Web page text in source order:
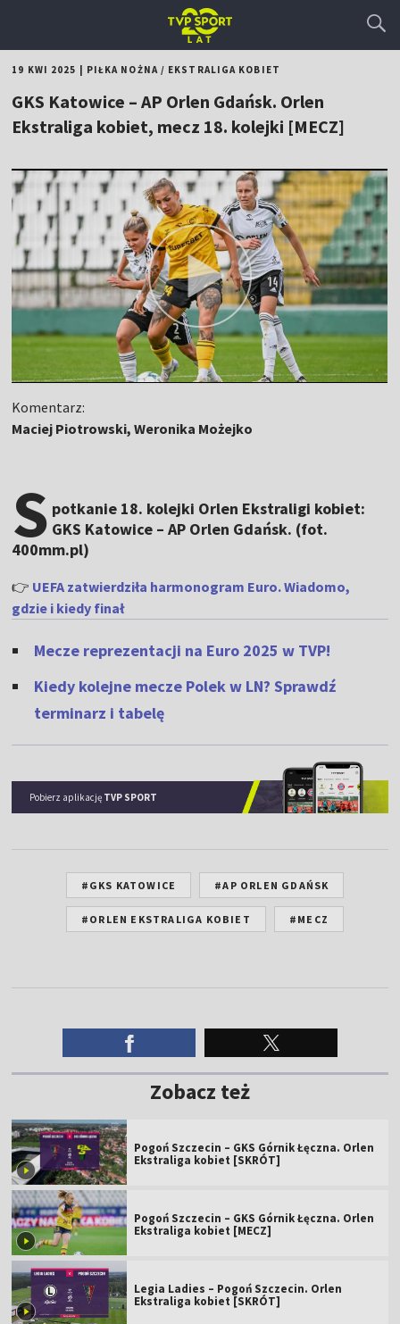
19 KWI 2025 PIŁKA NOŻNA/ EKSTRALIGA KOBIET
GKS Katowice – AP Orlen Gdańsk. Orlen
Ekstraliga kobiet, mecz 18. kolejki [MECZ]
Komentarz:
Maciej Piotrowski, Weronika Możejko
S potkanie 18. kolejki Orlen Ekstraligi kobiet:
GKS Katowice – AP Orlen Gdańsk. (fot.
400mm.pl)
👉 UEFA zatwierdziła harmonogram Euro. Wiadomo,
gdzie i kiedy finał
Mecze reprezentacji na Euro 2025 w TVP!
Kiedy kolejne mecze Polek w LN? Sprawdź
terminarz i tabelę
Pobierz aplikację TVP SPORT
#GKS KATOWICE #AP ORLEN GDAŃSK
#ORLEN EKSTRALIGA KOBIET #MECZ
Zobacz też
Pogoń Szczecin – GKS Górnik Łęczna. Orlen
Ekstraliga kobiet [SKRÓT]
Pogoń Szczecin – GKS Górnik Łęczna. Orlen
Ekstraliga kobiet [MECZ]
Legia Ladies – Pogoń Szczecin. Orlen
Ekstraliga kobiet [SKRÓT]